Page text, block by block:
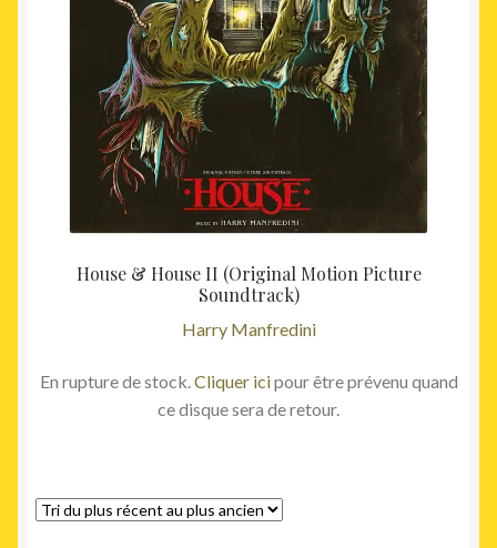
House & House II (Original Motion Picture
Soundtrack)
Harry Manfredini
En rupture de stock.Cliquer icipour être prévenu quand
ce disque sera de retour.